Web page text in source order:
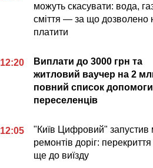
можуть скасувати: вода,
сміття — за що дозволено
платити
12:20
Виплати до 3000 грн та
житловий ваучер на 2
повний список
переселенців
12:05
"Київ Цифровий" запустив
ремонтів доріг:
ще до виїзду